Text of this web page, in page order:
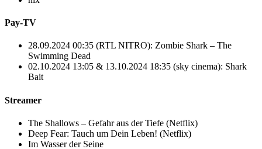
Pay-TV
28.09.2024 00:35 (RTL NITRO): Zombie Shark – The
Swimming Dead
02.10.2024 13:05 & 13.10.2024 18:35 (sky cinema): Shark
Bait
Streamer
The Shallows – Gefahr aus der Tiefe (Netflix)
Deep Fear: Tauch um Dein Leben! (Netflix)
Im Wasser der Seine